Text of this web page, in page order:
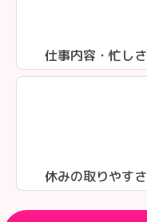
仕事内容・忙しさ
休みの取りやすさ